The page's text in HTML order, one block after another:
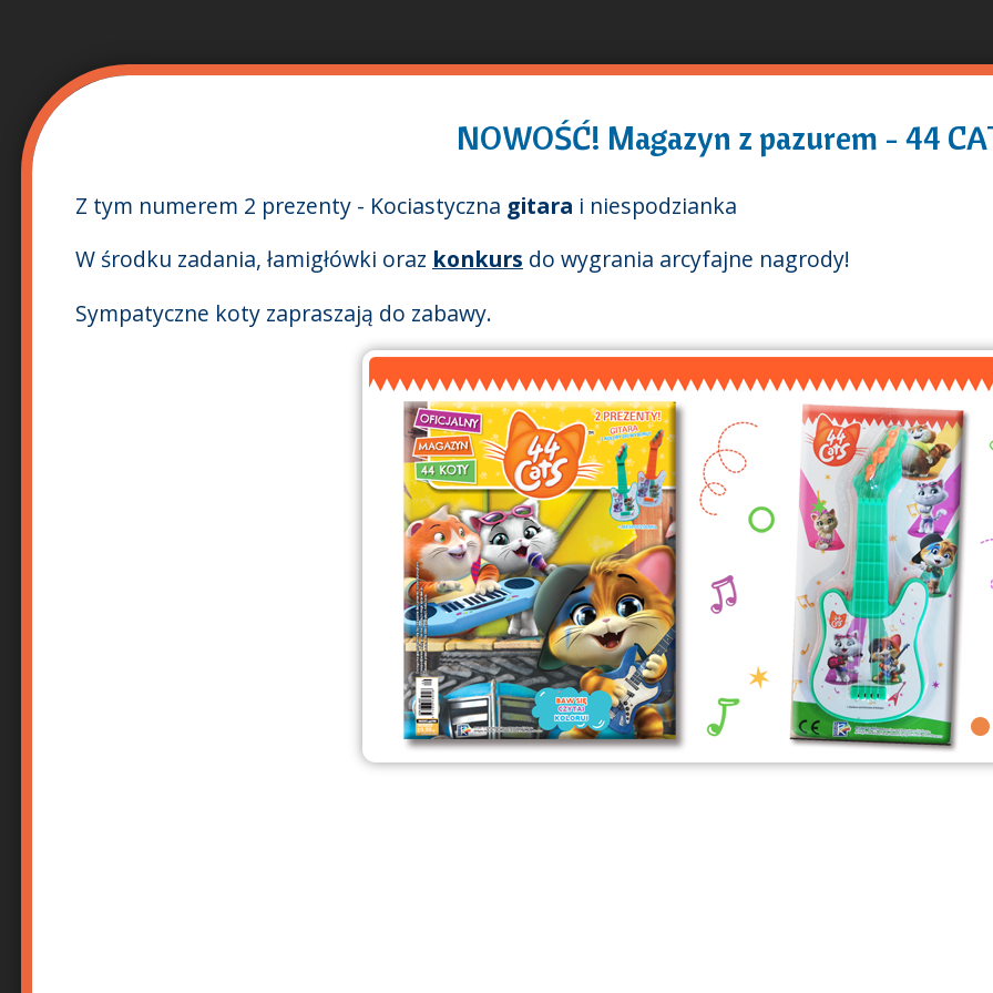
contenido
NOWOŚĆ! Magazyn z pazurem - 44
Z tym numerem 2 prezenty - Kociastyczna gitara i niespodzianka
W środku zadania, łamigłówki oraz konkurs do wygrania arcyfajne nagrody!
Sympatyczne koty zapraszają do zabawy.